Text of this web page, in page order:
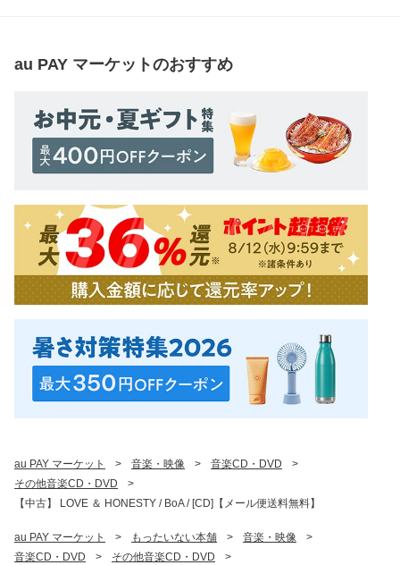
au PAY マーケットのおすすめ
au PAY マーケット > 音楽・映像 > 音楽CD・DVD
>
その他音楽CD・DVD
>
【中古】 LOVE ＆ HONESTY / BoA / [CD]【メール便送料無料】
au PAY マーケット > もったいない本舗 > 音楽・映像
>
音楽CD・DVD
> その他音楽CD・DVD
>